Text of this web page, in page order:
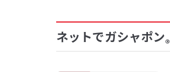
ネットでガシャポン®